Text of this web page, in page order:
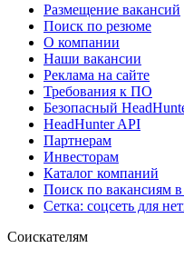
Размещение вакансий
Поиск по резюме
О компании
Наши вакансии
Реклама на сайте
Требования к ПО
Безопасный
HeadHunter API
Партнерам
Инвесторам
Каталог компаний
Поиск по вакансиям
Сетка: соцсеть для
Соискателям